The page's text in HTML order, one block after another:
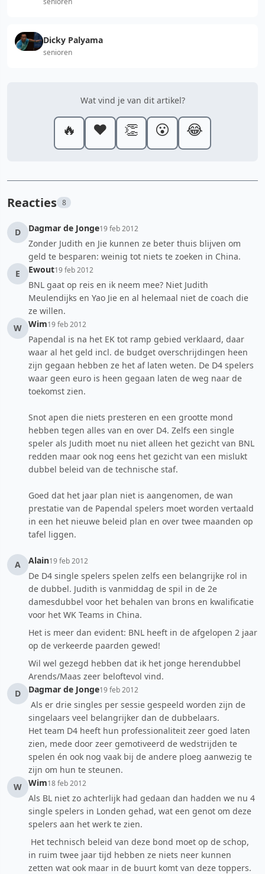
Dicky Palyama
senioren
Wat vind je van dit artikel?
🔥 ❤️ 👏 😮 😂
Reacties 8
D Dagmar de Jonge19 feb 2012
Zonder Judith en Jie kunnen ze beter thuis blijven om
geld te besparen: weinig tot niets te zoeken in China.
E
Ewout19 feb 2012
BNL gaat op reis en ik neem mee? Niet Judith
Meulendijks en Yao Jie en al helemaal niet de coach die
ze willen.
W Wim19 feb 2012
Papendal is na het EK tot ramp gebied verklaard, daar
waar al het geld incl. de budget overschrijdingen heen
zijn gegaan hebben ze het af laten weten. De D4 spelers
waar geen euro is heen gegaan laten de weg naar de
toekomst zien.
Snot apen die niets presteren en een grootte mond
hebben tegen alles van en over D4. Zelfs een single
speler als Judith moet nu niet alleen het gezicht van BNL
redden maar ook nog eens het gezicht van een mislukt
dubbel beleid van de technische staf.
Goed dat het jaar plan niet is aangenomen, de wan
prestatie van de Papendal spelers moet worden vertaald
in een het nieuwe beleid plan en over twee maanden op
tafel liggen.
A Alain19 feb 2012
De D4 single spelers spelen zelfs een belangrijke rol in
de dubbel. Judith is vanmiddag de spil in de 2e
damesdubbel voor het behalen van brons en kwalificatie
voor het WK Teams in China.
Het is meer dan evident: BNL heeft in de afgelopen 2 jaar
op de verkeerde paarden gewed!
Wil wel gezegd hebben dat ik het jonge herendubbel
Arends/Maas zeer beloftevol vind.
D
Dagmar de Jonge19 feb 2012
Als er drie singles per sessie gespeeld worden zijn de
singelaars veel belangrijker dan de dubbelaars.
Het team D4 heeft hun professionaliteit zeer goed laten
zien, mede door zeer gemotiveerd de wedstrijden te
spelen én ook nog vaak bij de andere ploeg aanwezig te
zijn om hun te steunen.
W Wim18 feb 2012
Als BL niet zo achterlijk had gedaan dan hadden we nu 4
single spelers in Londen gehad, wat een genot om deze
spelers aan het werk te zien.
Het technisch beleid van deze bond moet op de schop,
in ruim twee jaar tijd hebben ze niets neer kunnen
zetten wat ook maar in de buurt komt van deze toppers.